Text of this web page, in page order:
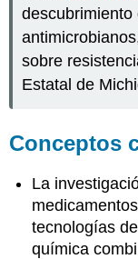
sobre
Estatal de
Conceptos
La
tecnologías
química